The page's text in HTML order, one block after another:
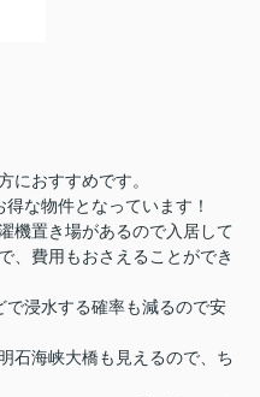
におすすめです。
な物件となっています！
機置き場があるので入居して
、費用もおさえることができ
浸水する確率も減るので安
石海峡大橋も見えるので、ち